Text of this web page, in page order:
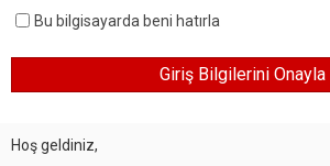
Bu bilgisayarda beni hatırla
Hoş geldiniz,